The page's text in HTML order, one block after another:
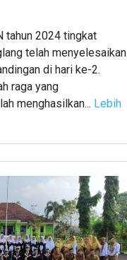
tahun 2024 tingkat
telah menyelesaikan
di hari ke-2.
raga yang
menghasilkan... Lebih